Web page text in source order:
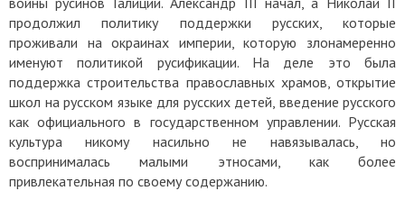
продолжил политику поддержки русских, которые
проживали на окраинах империи, которую злонамеренно
именуют политикой русификации. На деле это была
поддержка строительства православных храмов, открытие
школ на русском языке для русских детей, введение русского
как официального в государственном управлении. Русская
культура никому насильно не навязывалась, но
воспринималась малыми этносами, как более
привлекательная по своему содержанию.